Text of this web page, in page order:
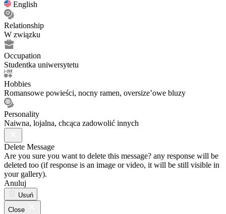
English
Relationship
W związku
Occupation
Studentka uniwersytetu
Hobbies
Romansowe powieści, nocny ramen, oversize’owe bluzy
Personality
Naiwna, lojalna, chcąca zadowolić innych
Delete Message
Are you sure you want to delete this message? any response will be
deleted too (if response is an image or video, it will be still visible in
your gallery).
Anuluj
Usuń
Close